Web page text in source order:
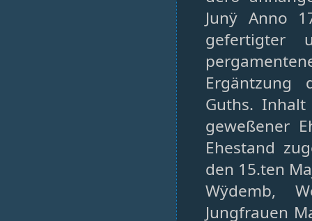
Junÿ Anno
gefertigter
Ergäntzung
Guths.
geweßener
Ehestand
den 15.ten
Wÿdemb,
Jungfrauen